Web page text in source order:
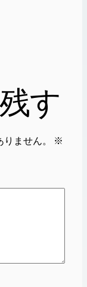
す
ません。
※